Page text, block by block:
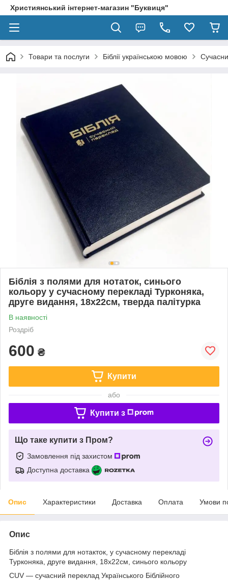
Християнський інтернет-магазин "Буквиця"
Товари та послуги Біблії українською мовою
Біблія з полями для нотаток, синього
кольору у сучасному перекладі Турконяка,
друге видання, 18х22см, тверда палітурка
В наявності
Роздріб
600 ₴
Купити
або
Купити з
Що таке купити з Пром?
Замовлення під захистом
Доступна доставка
Опис Характеристики Доставка Оплата Умови
Опис
Біблія з полями для нотакток, у сучасному перекладі
Турконяка, друге видання, 18х22см, синього кольору
CUV — сучасний переклад Українського Біблійного